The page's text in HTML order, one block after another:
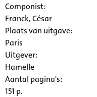
Componist:
Franck, César
Plaats van uitgave:
Paris
Uitgever:
Hamelle
Aantal pagina's:
151 p.